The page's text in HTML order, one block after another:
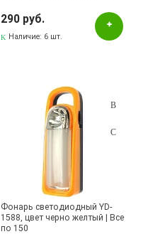
290 руб.
Наличие: 6 шт.
Фонарь светодиодный YD-
1588, цвет черно желтый | Все
по 150